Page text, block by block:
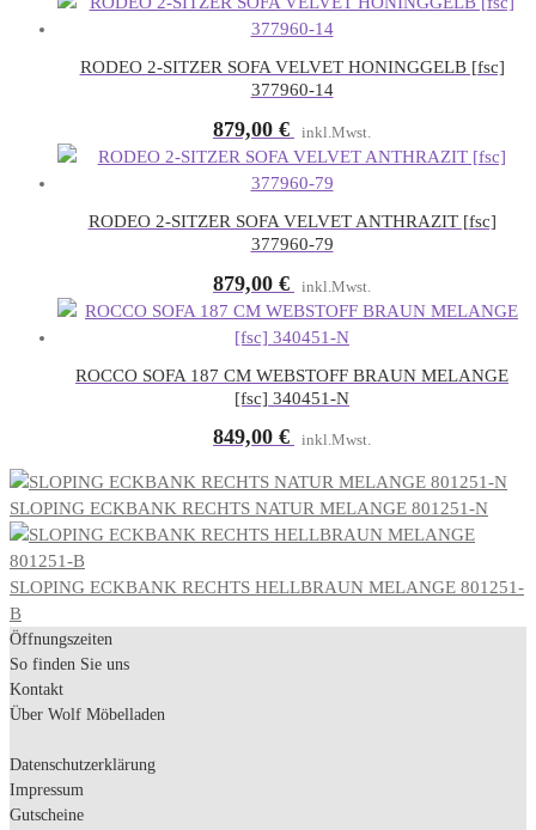
RODEO 2-SITZER SOFA VELVET HONINGGELB [fsc]
377960-14
879,00 € inkl.Mwst.
RODEO 2-SITZER SOFA VELVET ANTHRAZIT [fsc]
377960-79
879,00 € inkl.Mwst.
ROCCO SOFA 187 CM WEBSTOFF BRAUN MELANGE
[fsc] 340451-N
849,00 € inkl.Mwst.
SLOPING ECKBANK RECHTS NATUR MELANGE 801251-N
SLOPING ECKBANK RECHTS HELLBRAUN MELANGE 801251-
B
Öffnungszeiten
So finden Sie uns
Kontakt
Über Wolf Möbelladen
Datenschutzerklärung
Impressum
Gutscheine